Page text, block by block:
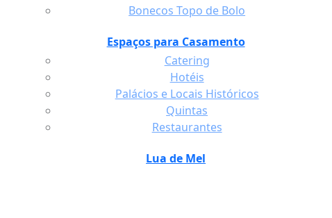
Bonecos Topo de Bolo
Espaços para Casamento
Catering
Hotéis
Palácios e Locais Históricos
Quintas
Restaurantes
Lua de Mel